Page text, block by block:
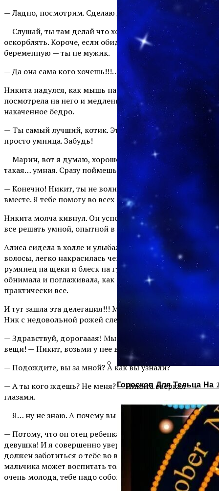
Гороскоп Для Тельца На
— Ладно, посмотрим. Сделаю ДНК и посмотрим.
— Слушай, ты там делай что хочешь, но не думай ее
оскорблять. Короче, если обидишь девчонку
беременную — ты не мужик.
— Да она сама кого хочешь!!!… Ладно! Нормально все!
Никита надулся, как мышь на крупу. Марина
посмотрела на него и медленно погладила его
накаченное бедро.
— Ты самый лучший, котик. Это он олень, а ты сейчас
просто умница. Забудь!
— Марин, вот я думаю, хорошо, что ты со мной. Ты
такая… умная. Сразу поймешь врет она или не врет, да?
— Конечно! Никит, ты не волнуйся. Мы справимся
вместе. Я тебе помогу во всех делах. Договорились?
Никита молча кивнул. Он успокоился и предоставил
все решать умной, опытной в таких делах женщине.
Алиса сидела в холле и улыбалась. Она поправила
волосы, легко накрасилась чем было, добавила
румянец на щеки и блеск на губки. Живот она
обнимала и поглаживала, как делали здесь
практически все.
И тут зашла эта делегация!!! Марина — грудь вперед, и
Ник с недовольной рожей следом за ней.
— Здравствуй, дорогааая! Мы за тобой! Давай свои
вещи! — Никит, возьми у нее вещи.
— Подождите, вы за мной? А как вы узнали?
— А ты кого ждешь? Не меня? — Никита сверкал
глазами.
— Я… ну не знаю. А почему вы здесь оба?
— Потому, что он отец ребенка, дорогая. А я его
девушка! И я совершенно уверена, что именно он
должен заботиться о тебе во время беременности. И
мальчика может воспитать только мужчина. Ты еще
очень молода, тебе надо собой заниматься.